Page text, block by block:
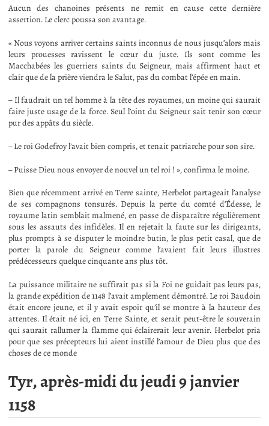
Aucun des chanoines présents ne remit en cause cette dernière
assertion. Le clerc poussa son avantage.
« Nous voyons arriver certains saints inconnus de nous jusqu’alors mais
leurs prouesses ravissent le cœur du juste. Ils sont comme les
Macchabées les guerriers saints du Seigneur, mais affirment haut et
clair que de la prière viendra le Salut, pas du combat l’épée en main.
– Il faudrait un tel homme à la tête des royaumes, un moine qui saurait
faire juste usage de la force. Seul l’oint du Seigneur sait tenir son cœur
pur des appâts du siècle.
– Le roi Godefroy l’avait bien compris, et tenait patriarche pour son sire.
– Puisse Dieu nous envoyer de nouvel un tel roi ! », confirma le moine.
Bien que récemment arrivé en Terre sainte, Herbelot partageait l’analyse
de ses compagnons tonsurés. Depuis la perte du comté d’Édesse, le
royaume latin semblait malmené, en passe de disparaître régulièrement
sous les assauts des infidèles. Il en rejetait la faute sur les dirigeants,
plus prompts à se disputer le moindre butin, le plus petit casal, que de
porter la parole du Seigneur comme l’avaient fait leurs illustres
prédécesseurs quelque cinquante ans plus tôt.
La puissance militaire ne suffirait pas si la Foi ne guidait pas leurs pas,
la grande expédition de 1148 l’avait amplement démontré. Le roi Baudoin
était encore jeune, et il y avait espoir qu’il se montre à la hauteur des
attentes. Il était né ici, en Terre Sainte, et serait peut-être le souverain
qui saurait rallumer la flamme qui éclairerait leur avenir. Herbelot pria
pour que ses précepteurs lui aient instillé l’amour de Dieu plus que des
choses de ce monde
Tyr, après-midi du jeudi 9 janvier
1158